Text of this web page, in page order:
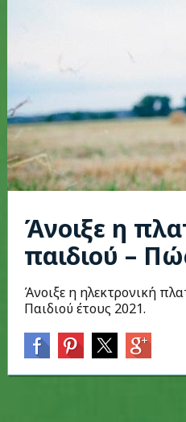
Άνοιξε η
παιδιού –
Άνοιξε η ηλεκτρονική
Παιδιού έτους 2021.